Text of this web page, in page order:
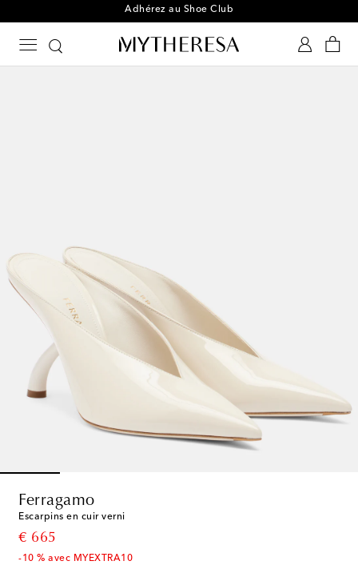
Adhérez au Shoe Club
Ferragamo
Escarpins en cuir verni
€ 665
original price
-10 % avec MYEXTRA10